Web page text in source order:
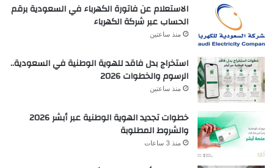
الاستعلام عن فاتورة الكهرباء في السعودية برقم
الحساب عبر شركة الكهرباء
منذ ساعتين
استخراج بدل فاقد للهوية الوطنية في السعودية..
الرسوم والخطوات 2026
منذ ساعتين
خطوات تجديد الهوية الوطنية عبر أبشر 2026
والشروط المطلوبة
منذ 3 ساعات